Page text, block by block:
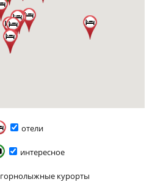
отели
интересное
горнолыжные курорты